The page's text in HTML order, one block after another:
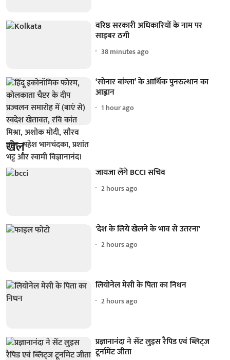
वरिष्ठ सरकारी अधिकारियों के नाम पर
साइबर ठगी
38 minutes ago
‘सोनार बांग्ला’ के आर्थिक पुनरुत्थान का
आह्वान
1 hour ago
खेल
जायजा लेंगे BCCI सचिव
2 hours ago
'देश के लिये खेलने के भाव से उतरना'
2 hours ago
लियोनेल मेसी के पिता का निधन
2 hours ago
प्रज्ञानानंदा ने सेंट लुइस रैपिड एवं ब्लिट्ज
टूर्नामेंट जीता